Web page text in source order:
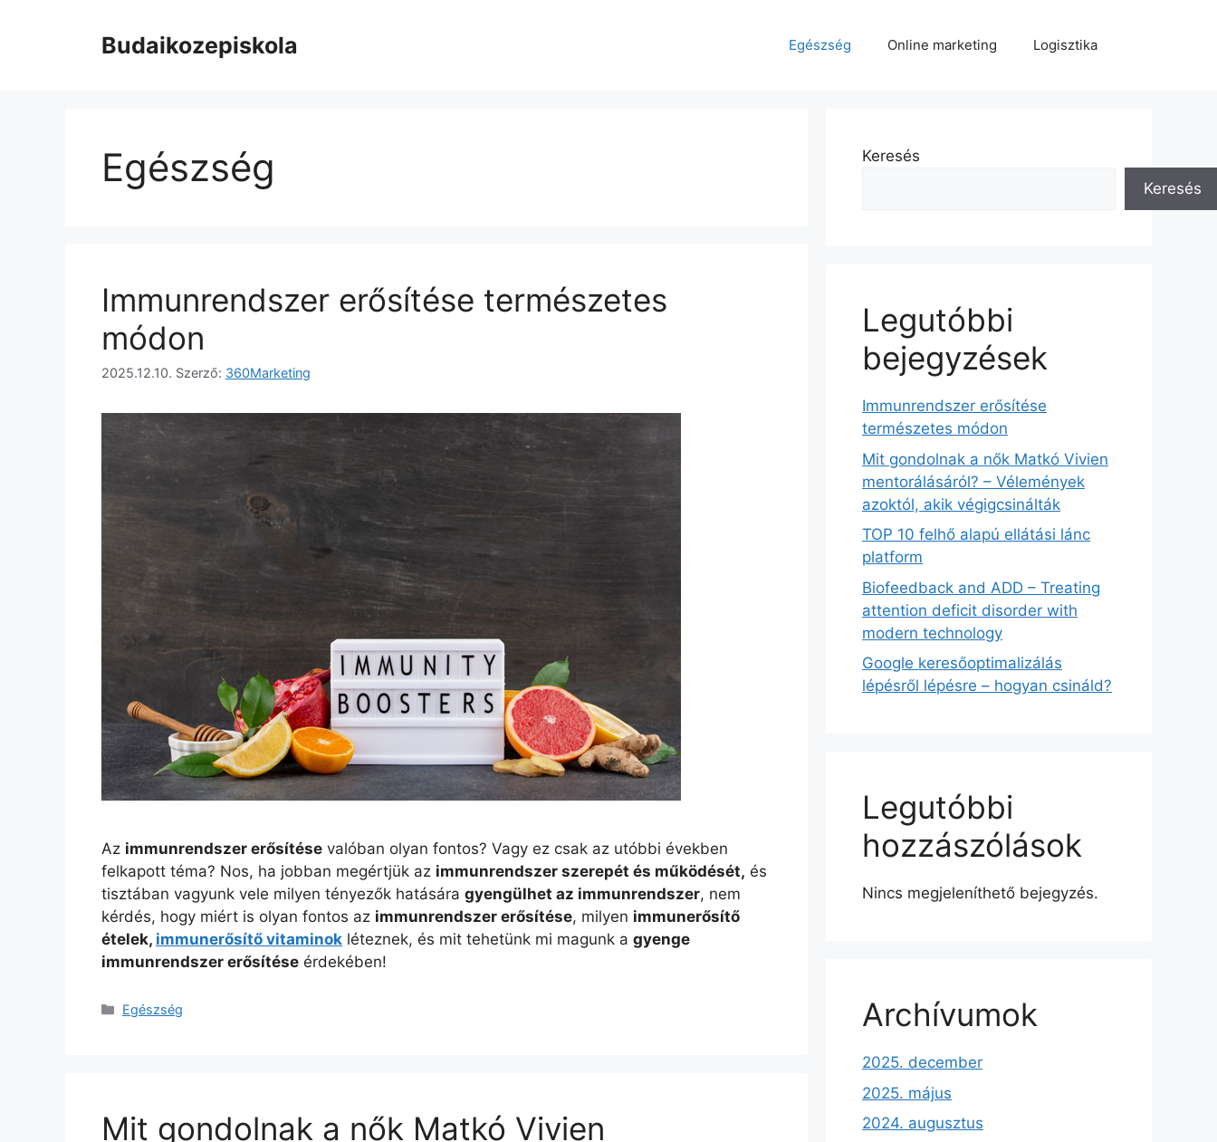
Budaikozepiskola Egészség Online marketing Logisztika
Egészség
Immunrendszer erősítése természetes
módon
2025.12.10. Szerző: 360Marketing
Az immunrendszer erősítése valóban olyan fontos? Vagy ez csak az utóbbi években
felkapott téma? Nos, ha jobban megértjük az immunrendszer szerepét és működését, és
tisztában vagyunk vele milyen tényezők hatására gyengülhet az immunrendszer, nem
kérdés, hogy miért is olyan fontos az immunrendszer erősítése, milyen immunerősítő
ételek, immunerősítő vitaminok léteznek, és mit tehetünk mi magunk a gyenge
immunrendszer erősítése érdekében!
Kategória
Egészség
Mit gondolnak a nők Matkó Vivien
Keresés
Keresés
Legutóbbi
bejegyzések
Immunrendszer erősítése
természetes módon
Mit gondolnak a nők Matkó Vivien
mentorálásáról? – Vélemények
azoktól, akik végigcsinálták
TOP 10 felhő alapú ellátási lánc
platform
Biofeedback and ADD – Treating
attention deficit disorder with
modern technology
Google keresőoptimalizálás
lépésről lépésre – hogyan csináld?
Legutóbbi
hozzászólások
Nincs megjeleníthető bejegyzés.
Archívumok
2025. december
2025. május
2024. augusztus